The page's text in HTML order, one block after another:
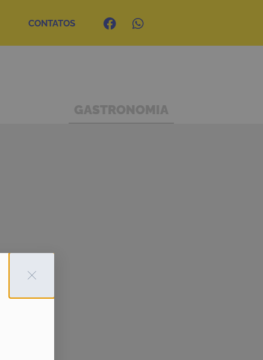
CONTATOS
GASTRONOMIA